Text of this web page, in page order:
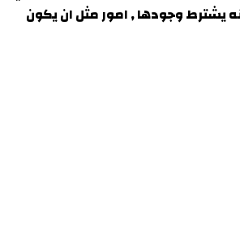
يشترط وجودها , امور مثل ان يكون